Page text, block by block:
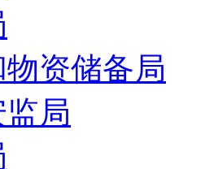
资储备局
局